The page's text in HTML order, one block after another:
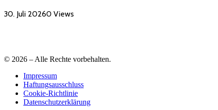
30. Juli 20260 Views
© 2026 – Alle Rechte vorbehalten.
Impressum
Haftungsausschluss
Cookie-Richtlinie
Datenschutzerklärung